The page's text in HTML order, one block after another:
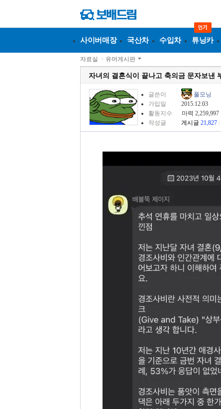
사이버매장 국산차 수입차 튜닝카
자료실 > 유머게시판
자녀의 결혼식이 끝나고 축의금 문자보낸
글쓴이
풀모닝
가입일
2015.12.03
활동지수
마력 2,259,997
작성글
게시글 21,827